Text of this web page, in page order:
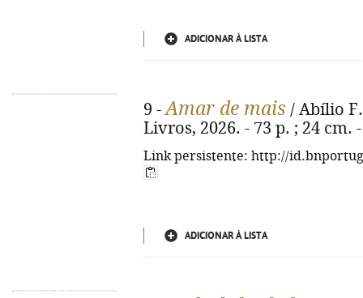
ADICIONAR À LISTA
9 -Amar de mais / Abílio
Livros, 2026. - 73 p. ; 24 cm.
Link persistente: http://
ADICIONAR À LISTA